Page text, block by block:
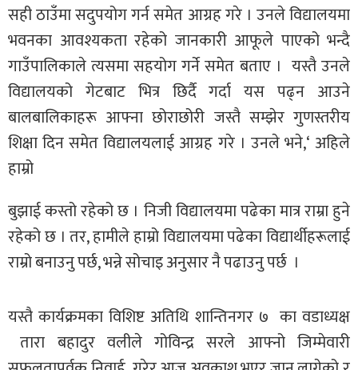
सही ठाउँमा सदुपयोग गर्न समेत आग्रह गरे । उनले विद्यालयमा
भवनका आवश्यकता रहेको जानकारी आफूले पाएको भन्दै
गाउँपालिकाले त्यसमा सहयोग गर्ने समेत बताए । यस्तै उनले
विद्यालयको गेटबाट भित्र छिर्दै गर्दा यस पढ्न आउने
बालबालिकाहरू आफ्ना छोराछोरी जस्तै सम्झेर गुणस्तरीय
शिक्षा दिन समेत विद्यालयलाई आग्रह गरे । उनले भने,‘ अहिले
हाम्रो
बुझाई कस्तो रहेको छ । निजी विद्यालयमा पढेका मात्र राम्रा हुने
रहेको छ । तर, हामीले हाम्रो विद्यालयमा पढेका विद्यार्थीहरूलाई
राम्रो बनाउनु पर्छ, भन्ने सोचाइ अनुसार नै पढाउनु पर्छ ।
यस्तै कार्यक्रमका विशिष्ट अतिथि शान्तिनगर ७ का वडाध्यक्ष
तारा बहादुर वलीले गोविन्द्र सरले आफ्नो जिम्मेवारी